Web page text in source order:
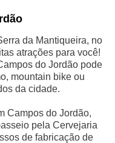
da Mantiqueira, no
atrações para você!
do Jordão pode
mountain bike ou
da cidade.
Campos do Jordão,
pela Cervejaria
de fabricação de